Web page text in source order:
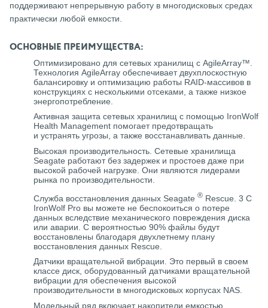
поддерживают непрерывную работу в многодисковых средах
практически любой емкости.
ОСНОВНЫЕ ПРЕИМУЩЕСТВА:
Оптимизировано для сетевых хранилищ с AgileArray™.
Технология AgileArray обеспечивает двухплоскостную
балансировку и оптимизацию работы RAID-массивов в
конструкциях с несколькими отсеками, а также низкое
энергопотребление.
Активная защита сетевых хранилищ с помощью IronWolf
Health Management помогает предотвращать
и устранять угрозы, а также восстанавливать данные.
Высокая производительность. Сетевые хранилища
Seagate работают без задержек и простоев даже при
высокой рабочей нагрузке. Они являются лидерами
рынка по производительности.
Служба восстановления данных Seagate ® Rescue. 3 С
IronWolf Pro вы можете не беспокоиться о потере
данных вследствие механического повреждения диска
или аварии. С вероятностью 90% файлы будут
восстановлены благодаря двухлетнему плану
восстановления данных Rescue.
Датчики вращательной вибрации. Это первый в своем
классе диск, оборудованный датчиками вращательной
вибрации для обеспечения высокой
производительности в многодисковых корпусах NAS.
Модельный ряд включает накопители емкостью